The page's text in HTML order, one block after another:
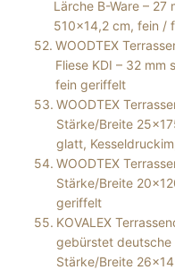
Lärche B-Ware – 27
510×14,2 cm, fein /
WOODTEX
Fliese KDI – 32
fein geriffelt
WOODTEX
Stärke/Breite
glatt,
WOODTEX
Stärke/Breite
geriffelt
KOVALEX
gebürstet deutsche
Stärke/Breite